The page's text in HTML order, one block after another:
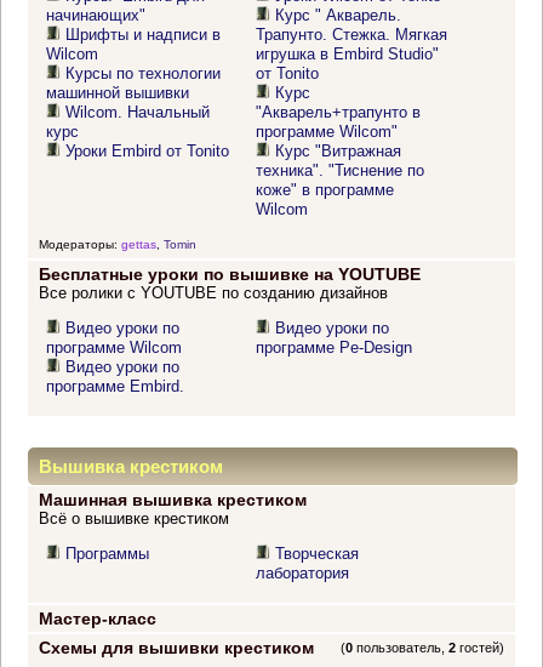
начинающих"
Шрифты и надписи в
Wilcom
Курсы по технологии
машинной вышивки
Wilcom. Начальный
курс
Уроки Embird от Tonito
Курс " Акварель.
Трапунто. Стежка. Мягкая
игрушка в Embird Studio"
от Tonito
Курс
"Акварель+трапунто в
программе Wilcom"
Курс "Витражная
техника". "Тиснение по
коже" в программе
Wilcom
Модераторы: gettas, Tomin
Бесплатные уроки по вышивке на YOUTUBE
Все ролики с YOUTUBE по созданию дизайнов
Видео уроки по
программе Wilcom
Видео уроки по
программе Embird.
Видео уроки по
программе Pe-Design
Вышивка крестиком
Машинная вышивка крестиком
Всё о вышивке крестиком
Программы
Творческая
лаборатория
Мастер-класс
Схемы для вышивки крестиком
(0 пользователь,2 гостей)